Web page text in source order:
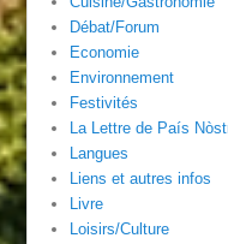
Débat/Forum
Economie
Environnement
Festivités
La Lettre de País
Langues
Liens et autres infos
Livre
Loisirs/Culture